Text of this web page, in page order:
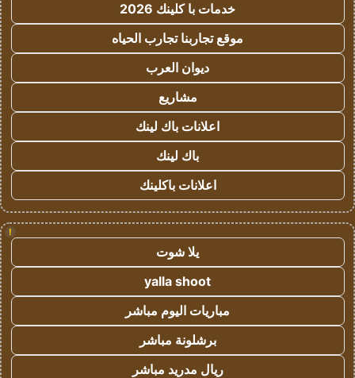
خدمات با كلينك 2026
موقع تجاربنا تجارب الحياه
ديوان العرب
مشاريع
اعلانات باك لينك
باك لينك
اعلانات باكلينك
!
يلا شوت
yalla shoot
مباريات اليوم مباشر
برشلونة مباشر
ريال مدريد مباشر